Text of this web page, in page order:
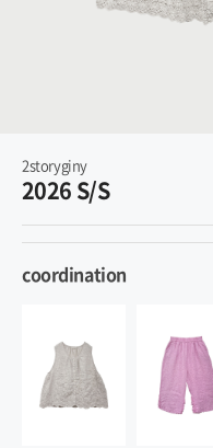
2storyginy
2026 S/S
coordination